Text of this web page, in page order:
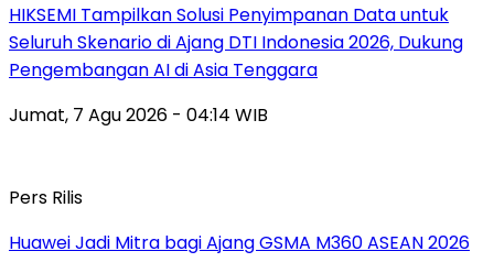
HIKSEMI Tampilkan Solusi Penyimpanan Data untuk
Seluruh Skenario di Ajang DTI Indonesia 2026, Dukung
Pengembangan AI di Asia Tenggara
Jumat, 7 Agu 2026 - 04:14 WIB
Pers Rilis
Huawei Jadi Mitra bagi Ajang GSMA M360 ASEAN 2026